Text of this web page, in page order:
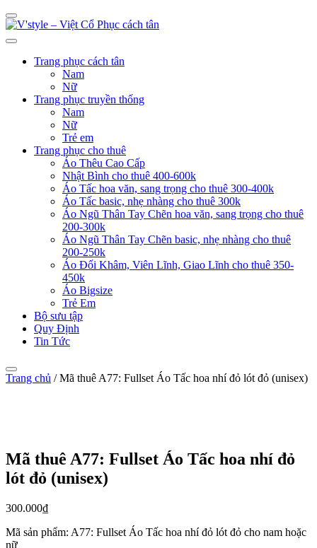
Trang phục cách tân
Nam
Nữ
Trang phục truyền thống
Nam
Nữ
Trẻ em
Trang phục cho thuê
Áo Thêu Cao Cấp
Nhật Bình cho thuê 400-600k
Áo Tấc hoa văn, sang trọng cho thuê 300-400k
Áo Tấc basic, nhẹ nhàng cho thuê 300k
Áo Ngũ Thân Tay Chẽn hoa văn, sang trọng cho thuê
200-300k
Áo Ngũ Thân Tay Chẽn basic, nhẹ nhàng cho thuê
200-250k
Áo Đối Khâm, Viên Lĩnh, Giao Lĩnh cho thuê 350-
450k
Áo Bigsize
Trẻ Em
Bộ sưu tập
Quy Định
Tin Tức
Trang chủ /Mã thuê A77: Fullset Áo Tấc hoa nhí đỏ lót đỏ (unisex)
Mã thuê A77: Fullset Áo Tấc hoa nhí đỏ
lót đỏ (unisex)
300.000₫
Mã sản phẩm: A77: Fullset Áo Tấc hoa nhí đỏ lót đỏ cho nam hoặc
nữ